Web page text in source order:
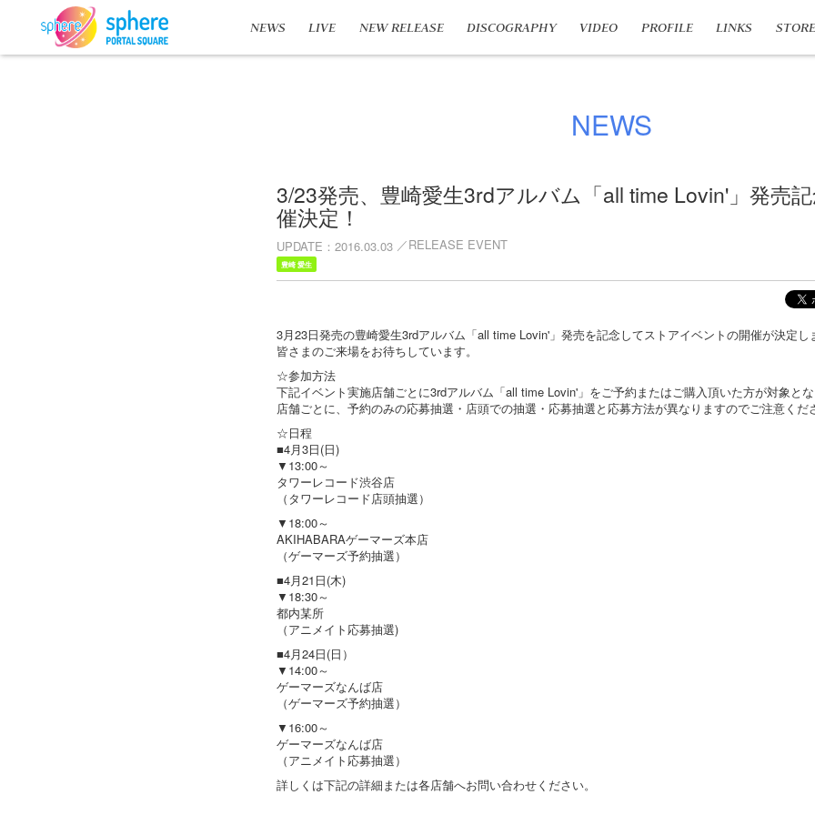
NEWS LIVE NEW RELEASE DISCOGRAPHY VIDEO PROFILE LINKS STORE
NEWS
3/23発売、豊崎愛生3rdアルバム「all time Lovin'」発売
催決定！
UPDATE 2016.03.03 RELEASE EVENT
豊崎 愛生
3月23日発売の豊崎愛生3rdアルバム「all time Lovin'」発売を記念してストアイベントの開催が決定し
皆さまのご来場をお待ちしています。
☆参加方法
下記イベント実施店舗ごとに3rdアルバム「all time Lovin'」をご予約またはご購入頂いた方が対象と
店舗ごとに、予約のみの応募抽選・店頭での抽選・応募抽選と応募方法が異なりますのでご注意くだ
☆日程
■4月3日(日)
▼13:00～
タワーレコード渋谷店
（タワーレコード店頭抽選）
▼18:00～
AKIHABARAゲーマーズ本店
（ゲーマーズ予約抽選）
■4月21日(木)
▼18:30～
都内某所
（アニメイト応募抽選)
■4月24日(日）
▼14:00～
ゲーマーズなんば店
（ゲーマーズ予約抽選）
▼16:00～
ゲーマーズなんば店
（アニメイト応募抽選）
詳しくは下記の詳細または各店舗へお問い合わせください。